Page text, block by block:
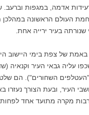
אדמה, במגפות
העולם הראשונה במהלכן
שנורתה בעיר ירייה אחת.
באמת של צפת בימי היישוב
עליה גבאי העיר וקנאיה
השחורים"). הם
העיר, ובעת הצורך נעזרו
מקרה מתועד אחד לפחות